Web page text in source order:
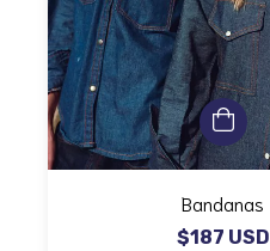
Bandanas
$187 USD